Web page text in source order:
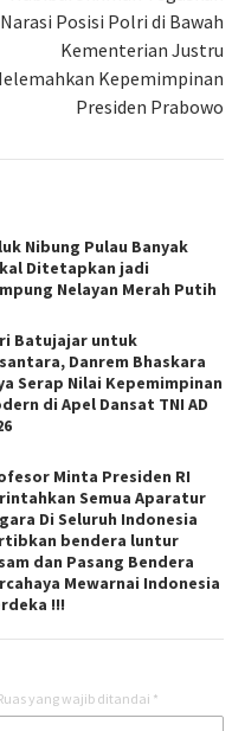
Narasi Posisi Polri di Bawah
Kementerian Justru
Kepemimpinan
Presiden Prabowo
Nibung Pulau Banyak
Ditetapkan jadi
Nelayan Merah Putih
Batujajar untuk
Danrem Bhaskara
Serap Nilai Kepemimpinan
di Apel Dansat TNI AD
Minta Presiden RI
Semua Aparatur
Di Seluruh Indonesia
bendera luntur
dan Pasang Bendera
Mewarnai Indonesia
!!!
yang wajib ditandai *